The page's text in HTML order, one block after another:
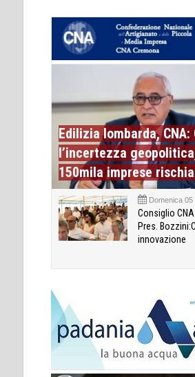
Edilizia lombarda, CNA:
l’incertezza
150mila imprese
Domenica 05
Consiglio
Pres.
innovazione